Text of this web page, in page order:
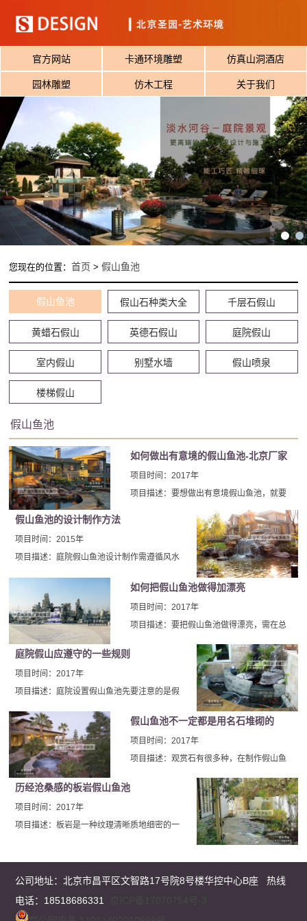
官方网站 卡通环境雕塑 仿真山洞酒店
园林雕塑 仿木工程 关于我们
您现在的位置：首页 >假山鱼池
假山鱼池 假山石种类大全 千层石假山
黄蜡石假山 英德石假山 庭院假山
室内假山 别墅水墙 假山喷泉
楼梯假山
假山鱼池
如何做出有意境的假山鱼池-北京厂家
假山鱼池
项目时间：2017年
项目描述：要想做出有意境假山鱼池，就要
汲取古代传统文化内涵中山水文学与雕塑的
技巧，重视寓情于景、情景交融、寓义于物
的造园手法，结合现代环境景观设计思想，
使该处假山鱼池达到非常完美的境界。
假山鱼池的设计制作方法
项目时间：2015年
项目描述：庭院假山鱼池设计制作需遵循风水
论以北方坎卦、东南巽卦、西南坤卦、东方震
卦为吉。实际操作还有很多需要注意的地方。
如何把假山鱼池做得加漂亮
项目时间：2017年
项目描述：要把假山鱼池做得漂亮，需在总
理，以在咫尺之内，表现千里之致。叠石掇
山，虽石无定形，但山有定法，所谓法者，
就是指山的脉络气势，这与绘画中的画理是
庭院假山应遵守的一些规则
项目时间：2017年
项目描述：庭院设置假山鱼池先要注意的是假
的正南－丙、午、丁三山位置如果不是做影壁
使用就不要放置假山鱼池，如果为了挡煞使用
好把假山的水池做大。
假山鱼池不一定都是用名石堆砌的
项目时间：2017年
项目描述：观赏石有很多种，在制作假山鱼
化，在选用假山鱼池的原材料时不一定要舍
近求远，充分利用当地石材或许能制作出漂
亮的假山鱼池，北京厂家在福建施工时就放
弃了传统的施工规则，在和甲方充分沟通
鱼池。
历经沧桑感的板岩假山鱼池
项目时间：2017年
项目描述：板岩是一种纹理清晰质地细密的一
公司地址： 北京市昌平区文智路17号院8号楼华控中心B座 热线
电话：18518686331